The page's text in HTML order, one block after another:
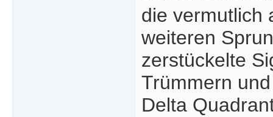
die vermutlich
weiteren
zerstückelte
Trümmern
Delta